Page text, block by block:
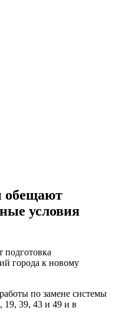
обещают
условия
подготовка
города к новому
по замене системы
19, 39, 43 и 49 и в